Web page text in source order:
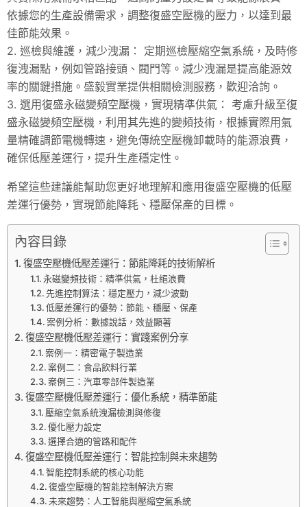
依據您的生產設備需求，調整復盛空壓機的壓力，以達到最
佳節能效果。
2. 巡檢與維護，減少洩漏： 定期巡檢壓縮空氣系統，及時修
復洩漏點，例如管路接頭、閥門等。減少洩漏是提高能源效
率的關鍵措施。盛毅實業提供相關檢測服務，歡迎洽詢。
3. 選用復盛永磁變頻空壓機，實現精準供氣： 考慮升級至復
盛永磁變頻空壓機，利用其先進的變頻技術，根據實際用氣
量精確調節電機轉速，避免傳統空壓機卸載時的能源浪費，
確保低壓差運行，提升生產穩定性。
希望這些建議能幫助您更好地理解和應用復盛空壓機的低壓
差運行優勢，實現節能降耗、穩壓保產的目標。
內容目錄
復盛空壓機低壓差運行：節能降耗的技術解析
永磁變頻技術：精準供氣，杜絕浪費
先進控制算法：穩定壓力，減少波動
低壓差運行的優勢：節能、穩壓、保產
案例分析：數據說話，效益顯著
復盛空壓機低壓差運行：實踐案例分享
案例一：精密電子製造業
案例二：食品飲料行業
案例三：汽車零部件製造業
復盛空壓機低壓差運行：優化系統，精準節能
壓縮空氣系統洩漏檢測與修復
優化壓力設定
選擇合適的管路和配件
復盛空壓機低壓差運行：智能控制與未來趨勢
智能控制系統的核心功能
復盛空壓機的智能控制解決方案
未來趨勢：人工智能與壓縮空氣系統